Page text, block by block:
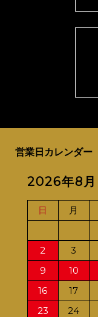
営業日カレンダー
2026年8月
日 月
2
3
9
10
16
17
23
24